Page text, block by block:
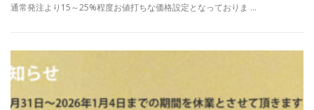
通常発注より15～25%程度お値打ちな価格設定となっておりま …